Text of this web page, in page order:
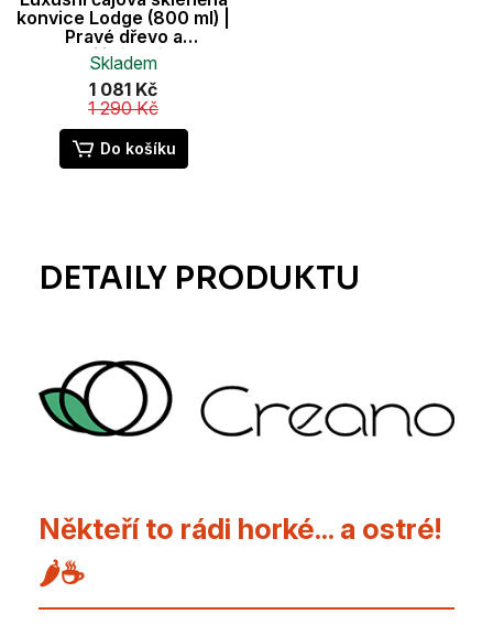
konvice Lodge (800 ml) |
Pravé dřevo a
borosilikátové sklo
Skladem
1 081 Kč
1 290 Kč
Do košíku
Někteří to rádi horké... a ostré!
🌶️☕